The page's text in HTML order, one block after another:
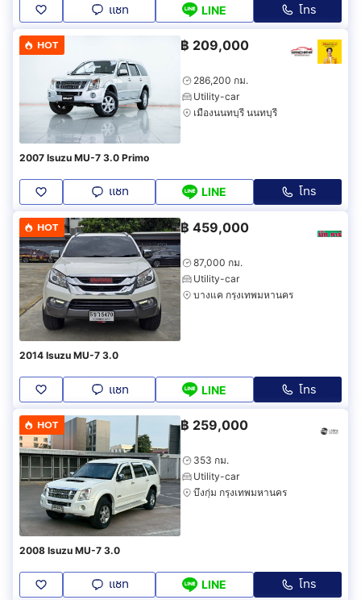
แชท LINE โทร
HOT ฿ 209,000
286,200 กม.
Utility-car
เมืองนนทบุรี นนทบุรี
2007 Isuzu MU-7 3.0 Primo
แชท LINE โทร
HOT ฿ 459,000
87,000 กม.
Utility-car
บางแค กรุงเทพมหานคร
2014 Isuzu MU-7 3.0
แชท LINE โทร
HOT ฿ 259,000
353 กม.
Utility-car
บึงกุ่ม กรุงเทพมหานคร
2008 Isuzu MU-7 3.0
แชท LINE โทร